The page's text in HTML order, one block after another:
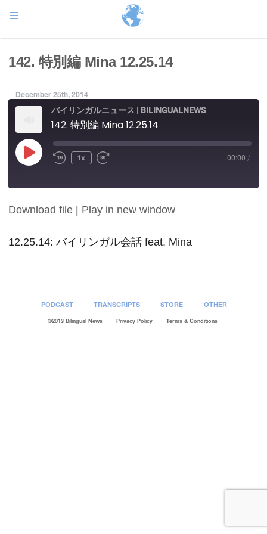
142. 特別編 Mina 12.25.14
December 25th, 2014
バイリンガルニュース | BILINGUALNEWS
142. 特別編 Mina 12.25.14
Play
Episode
1x 00:00 /
SHARE
LINK
Download file Play in new window
12.25.14: バイリンガル会話 feat. Mina
PODCAST TRANSCRIPTS STORE OTHER
©2013 Bilingual News Privacy Policy Terms & Conditions